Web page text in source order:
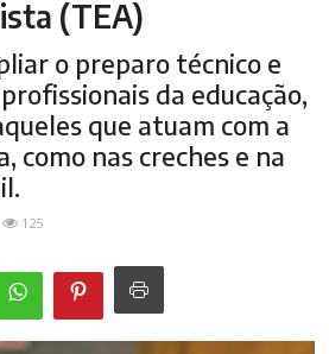
(TEA)
o preparo técnico e
da educação,
que atuam com a
como nas creches e na
125